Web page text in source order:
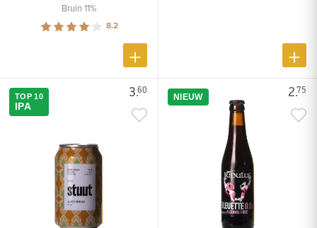
Bruin 11%
8.2
3.60
TOP 10
IPA
2.75
NIEUW